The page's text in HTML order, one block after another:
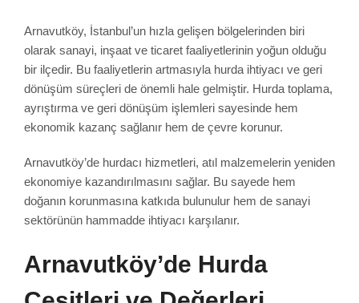
Arnavutköy, İstanbul’un hızla gelişen bölgelerinden biri
olarak sanayi, inşaat ve ticaret faaliyetlerinin yoğun olduğu
bir ilçedir. Bu faaliyetlerin artmasıyla hurda ihtiyacı ve geri
dönüşüm süreçleri de önemli hale gelmiştir. Hurda toplama,
ayrıştırma ve geri dönüşüm işlemleri sayesinde hem
ekonomik kazanç sağlanır hem de çevre korunur.
Arnavutköy’de hurdacı hizmetleri, atıl malzemelerin yeniden
ekonomiye kazandırılmasını sağlar. Bu sayede hem
doğanın korunmasına katkıda bulunulur hem de sanayi
sektörünün hammadde ihtiyacı karşılanır.
Arnavutköy’de Hurda